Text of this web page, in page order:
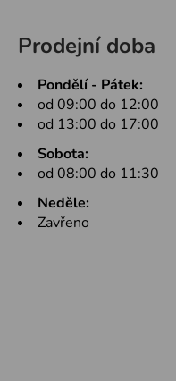
Prodejní doba
Pondělí - Pátek:
od 09:00 do 12:00
od 13:00 do 17:00
Sobota:
od 08:00 do 11:30
Neděle:
Zavřeno